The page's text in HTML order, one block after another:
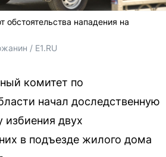
обстоятельства нападения на
/ E1.RU
комитет по
начал доследственную
избиения двух
в подъезде жилого дома